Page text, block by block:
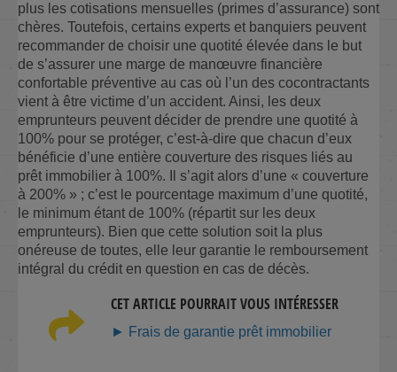
plus les cotisations mensuelles (primes d’assurance) sont
chères. Toutefois, certains experts et banquiers peuvent
recommander de choisir une quotité élevée dans le but
de s’assurer une marge de manœuvre financière
confortable préventive au cas où l’un des cocontractants
vient à être victime d’un accident. Ainsi, les deux
emprunteurs peuvent décider de prendre une quotité à
100% pour se protéger, c’est-à-dire que chacun d’eux
bénéficie d’une entière couverture des risques liés au
prêt immobilier à 100%. Il s’agit alors d’une « couverture
à 200% » ; c’est le pourcentage maximum d’une quotité,
le minimum étant de 100% (répartit sur les deux
emprunteurs). Bien que cette solution soit la plus
onéreuse de toutes, elle leur garantie le remboursement
intégral du crédit en question en cas de décès.
CET ARTICLE POURRAIT VOUS INTÉRESSER
► Frais de garantie prêt immobilier